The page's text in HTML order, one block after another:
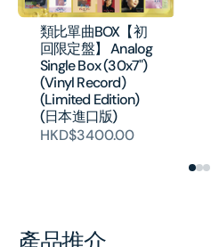
類比單曲BOX【初
回限定盤】 Analog
Single Box (30x7")
(Vinyl Record)
(Limited Edition)
(日本進口版)
HKD$3400.00